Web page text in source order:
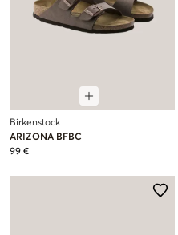
Birkenstock
ARIZONA BFBC
99 €